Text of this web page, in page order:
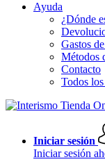
Ayuda
¿Dónde
Gastos
Métodos
Contacto
Todos
Iniciar sesión
Iniciar sesión